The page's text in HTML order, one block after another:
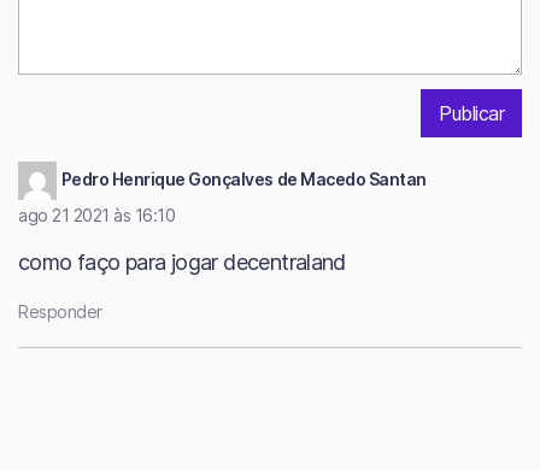
Pedro Henrique Gonçalves de Macedo Santan
ago 21 2021 às 16:10
como faço para jogar decentraland
Responder